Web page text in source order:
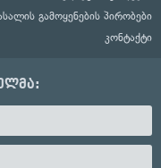
გამოყენების პირობები
კონტაქტი